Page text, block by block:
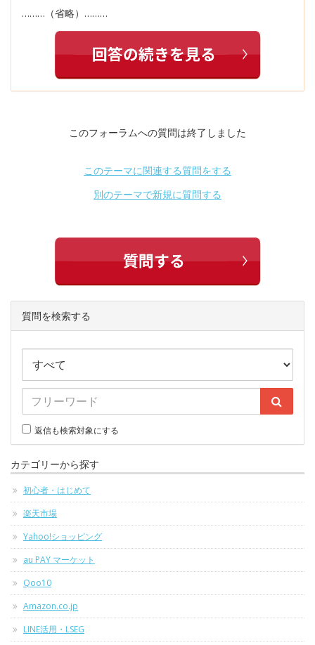
………（省略）………
このフォーラムへの質問は終了しました
このテーマに関連する質問をする
別のテーマで新規に質問する
質問を検索する
返信も検索対象にする
カテゴリーから探す
初心者・はじめて
楽天市場
Yahoo!ショッピング
au PAY マーケット
Qoo10
Amazon.co.jp
LINE活用・LSEG